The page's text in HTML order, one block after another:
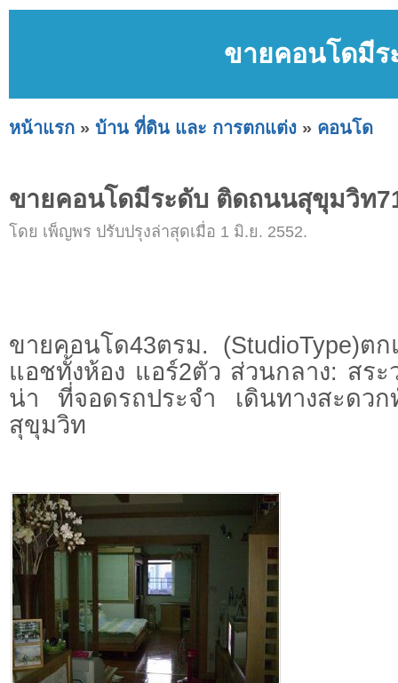
ขายคอนโดมี
หน้าแรก » บ้าน ที่ดิน และ การตกแต่ง » คอนโด
ขายคอนโดมีระดับ ติดถนนสุขุมวิท
โดย เพ็ญพร ปรับปรุงล่าสุดเมื่อ 1 มิ.ย. 2552.
ขายคอนโด43ตรม. (StudioType)ต
แอชทั้งห้อง แอร์2ตัว ส่วนกลาง: สร
น่า ที่จอดรถประจำ เดินทางสะดวก
สุขุมวิท